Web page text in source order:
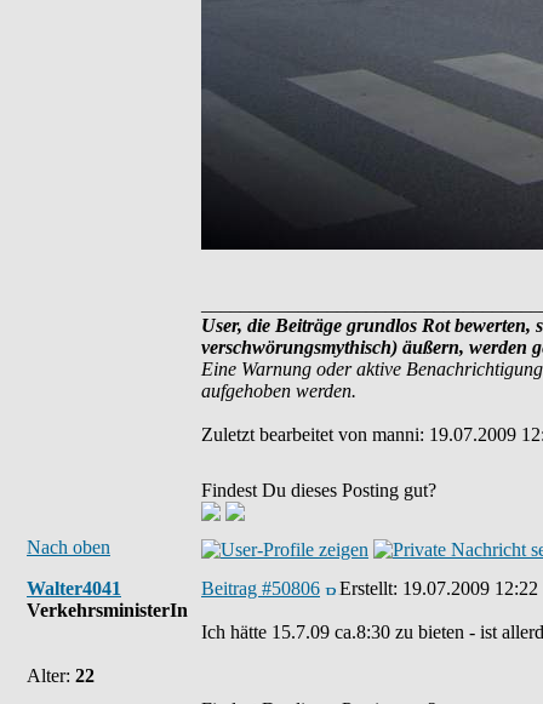
User, die Beiträge grundlos Rot
verschwörungsmythisch) äußern, werden
Eine Warnung oder aktive
aufgehoben werden.
Zuletzt bearbeitet von manni: 19.07.2009
Findest Du dieses Posting gut?
Nach oben
Walter4041
VerkehrsministerIn
Alter: 22
Beitrag #50806 Erstellt: 19.07.2009 12:22
Ich hätte 15.7.09 ca.8:30 zu bieten - ist